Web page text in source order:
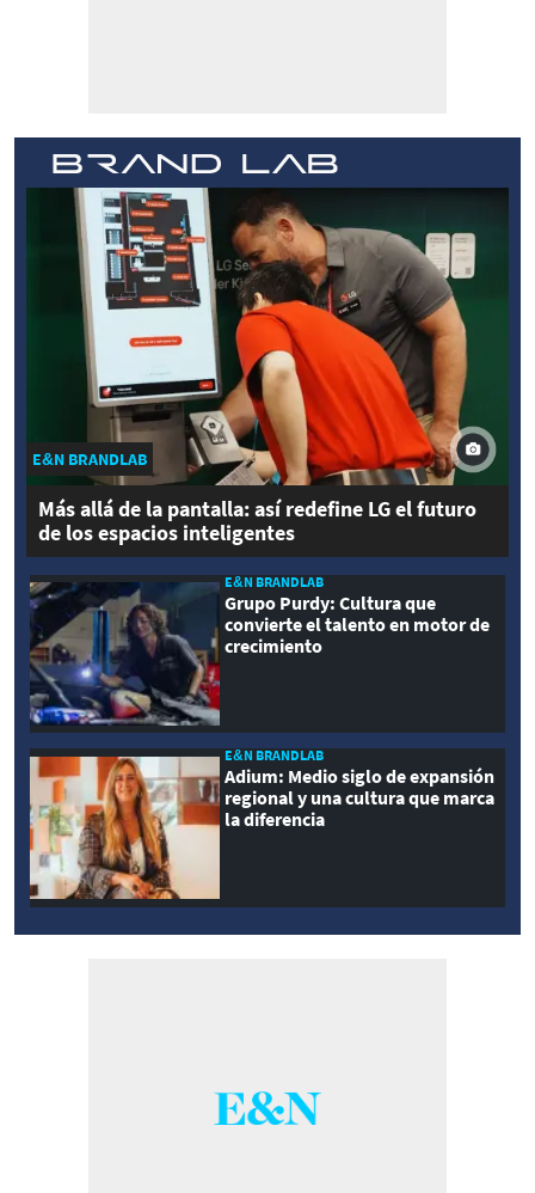
E&N BRANDLAB
Más allá de la pantalla: así redefine LG el futuro
de los espacios inteligentes
E&N BRANDLAB
Grupo Purdy: Cultura que
convierte el talento en motor de
crecimiento
E&N BRANDLAB
Adium: Medio siglo de expansión
regional y una cultura que marca
la diferencia